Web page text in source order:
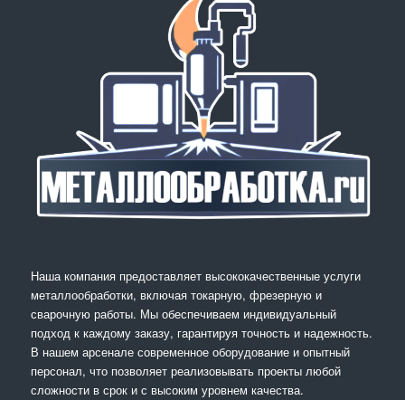
Наша компания предоставляет высококачественные услуги
металлообработки, включая токарную, фрезерную и
сварочную работы. Мы обеспечиваем индивидуальный
подход к каждому заказу, гарантируя точность и надежность.
В нашем арсенале современное оборудование и опытный
персонал, что позволяет реализовывать проекты любой
сложности в срок и с высоким уровнем качества.